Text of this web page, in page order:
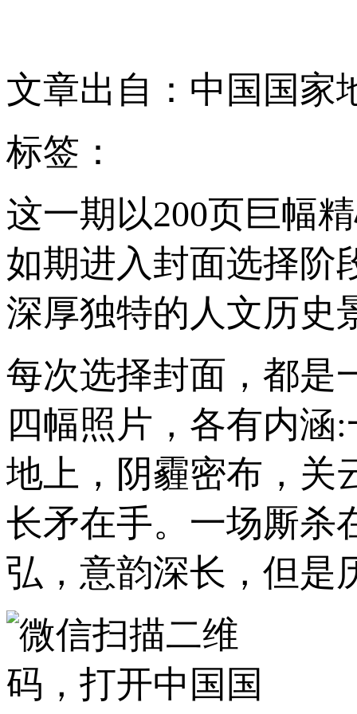
文章出自：中国国家
标签：
这一期以200页巨幅
如期进入封面选择阶
深厚独特的人文历史
每次选择封面，都是
四幅照片，各有内涵
地上，阴霾密布，关
长矛在手。一场厮杀
弘，意韵深长，但是